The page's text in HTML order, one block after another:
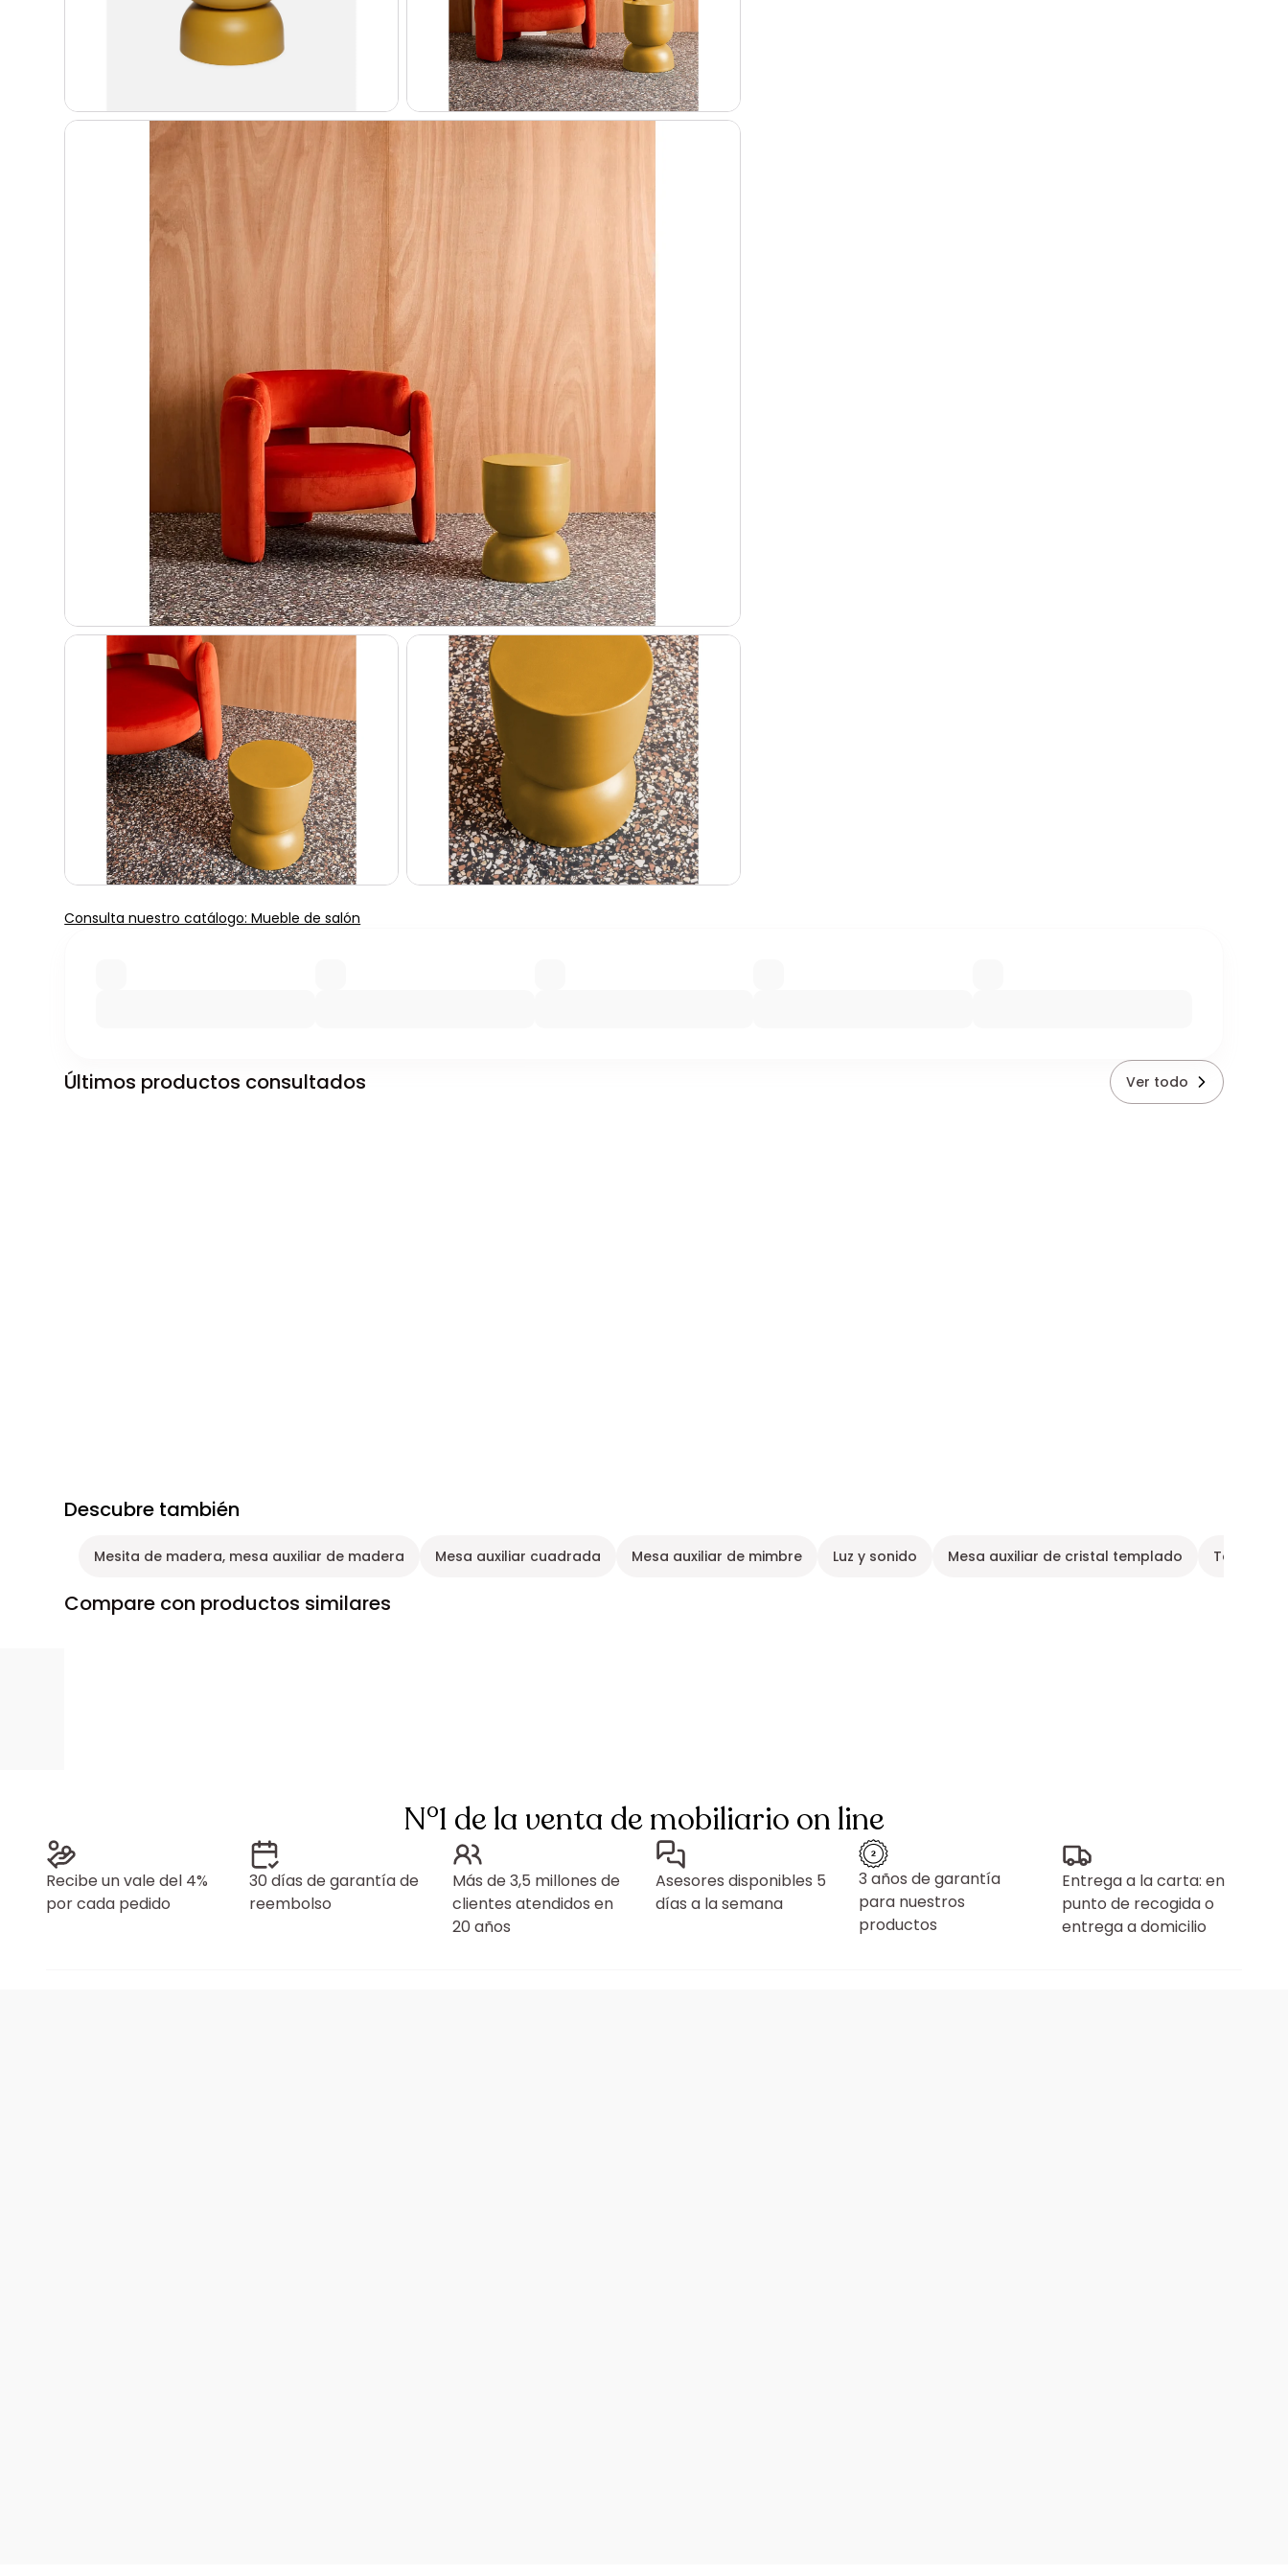
Consulta nuestro catálogo: Mueble de salón
Últimos productos consultados Ver todo
Descubre también
Mesita de madera, mesa auxiliar de madera Mesa auxiliar cuadrada Mesa auxiliar de mimbre Luz y sonido Mesa auxiliar de cristal templado Tobogán
Compare con productos similares
N°1 de la venta de mobiliario on line
Recibe un vale del 4%
por cada pedido
30 días de garantía de
reembolso
Más de 3,5 millones de
clientes atendidos en
20 años
Asesores disponibles 5
días a la semana
3 años de garantía
para nuestros
productos
Entrega a la carta: en
punto de recogida o
entrega a domicilio